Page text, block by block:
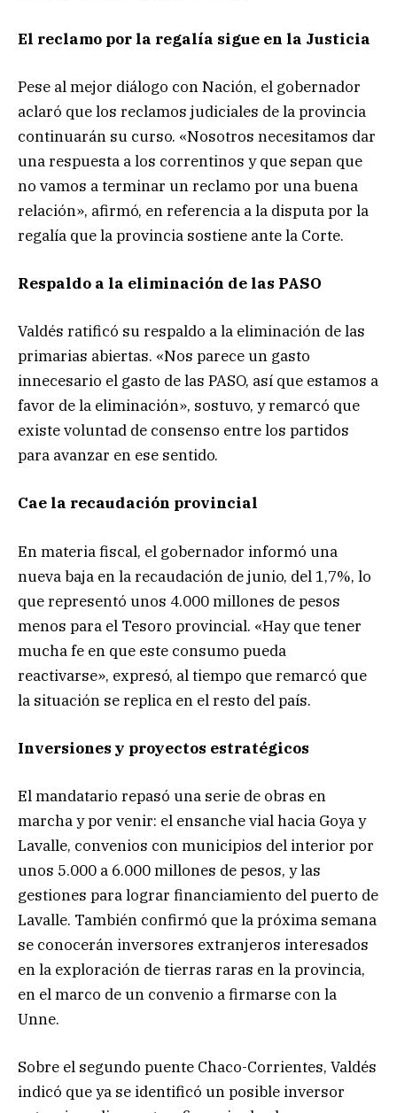
El reclamo por la regalía sigue en la Justicia
Pese al mejor diálogo con Nación, el gobernador
aclaró que los reclamos judiciales de la provincia
continuarán su curso. «Nosotros necesitamos dar
una respuesta a los correntinos y que sepan que
no vamos a terminar un reclamo por una buena
relación», afirmó, en referencia a la disputa por la
regalía que la provincia sostiene ante la Corte.
Respaldo a la eliminación de las PASO
Valdés ratificó su respaldo a la eliminación de las
primarias abiertas. «Nos parece un gasto
innecesario el gasto de las PASO, así que estamos a
favor de la eliminación», sostuvo, y remarcó que
existe voluntad de consenso entre los partidos
para avanzar en ese sentido.
Cae la recaudación provincial
En materia fiscal, el gobernador informó una
nueva baja en la recaudación de junio, del 1,7%, lo
que representó unos 4.000 millones de pesos
menos para el Tesoro provincial. «Hay que tener
mucha fe en que este consumo pueda
reactivarse», expresó, al tiempo que remarcó que
la situación se replica en el resto del país.
Inversiones y proyectos estratégicos
El mandatario repasó una serie de obras en
marcha y por venir: el ensanche vial hacia Goya y
Lavalle, convenios con municipios del interior por
unos 5.000 a 6.000 millones de pesos, y las
gestiones para lograr financiamiento del puerto de
Lavalle. También confirmó que la próxima semana
se conocerán inversores extranjeros interesados
en la exploración de tierras raras en la provincia,
en el marco de un convenio a firmarse con la
Unne.
Sobre el segundo puente Chaco-Corrientes, Valdés
indicó que ya se identificó un posible inversor